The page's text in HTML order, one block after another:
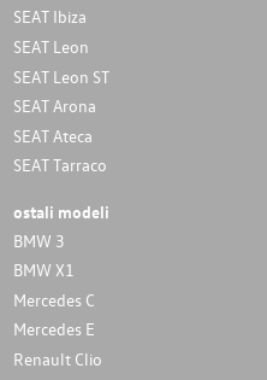
SEAT Ibiza
SEAT Leon
SEAT Leon ST
SEAT Arona
SEAT Ateca
SEAT Tarraco
ostali modeli
BMW 3
BMW X1
Mercedes C
Mercedes E
Renault Clio